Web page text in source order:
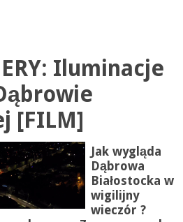
Iluminacje
[FILM]
Jak wygląda
Dąbrowa
Białostocka w
wigilijny
wieczór ?